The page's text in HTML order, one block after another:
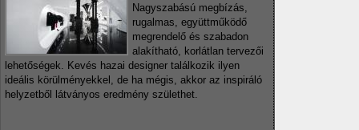
Nagyszabású megbízás,
rugalmas, együttműködő
megrendelő és szabadon
alakítható, korlátlan tervezői
lehetőségek. Kevés hazai designer találkozik ilyen
ideális körülményekkel, de ha mégis, akkor az inspiráló
helyzetből látványos eredmény születhet.